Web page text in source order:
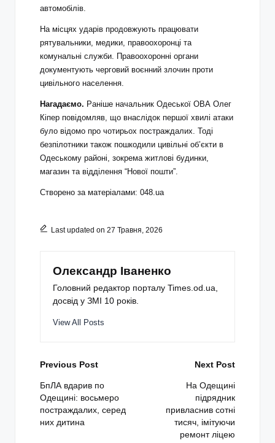
автомобілів.
На місцях ударів продовжують працювати
рятувальники, медики, правоохоронці та
комунальні служби. Правоохоронні органи
документують черговий воєнний злочин проти
цивільного населення.
Нагадаємо. Раніше начальник Одеської ОВА Олег
Кіпер повідомляв, що внаслідок першої хвилі атаки
було відомо про чотирьох постраждалих. Тоді
безпілотники також пошкодили цивільні об’єкти в
Одеському районі, зокрема житлові будинки,
магазин та відділення “Нової пошти”.
Створено за матеріалами: 048.ua
Last updated on 27 Травня, 2026
Олександр Іваненко
Головний редактор порталу Times.od.ua,
досвід у ЗМІ 10 років.
View All Posts
Post
navigation
Previous Post
БпЛА вдарив по
Одещині: восьмеро
постраждалих, серед
них дитина
Next Post
На Одещині
підрядник
привласнив сотні
тисяч, імітуючи
ремонт ліцею